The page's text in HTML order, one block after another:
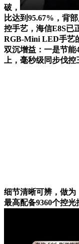
破，
比达到95.67%，背
控手艺，海信E8S已
RGB-Mini LED手艺
双沉增益：一是节
上，毫秒级同步伐
细节清晰可辨，做为
最高配备9360个控